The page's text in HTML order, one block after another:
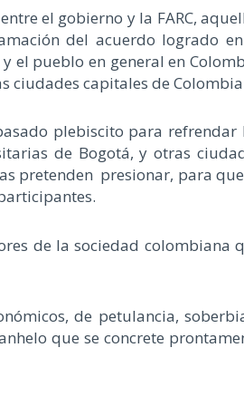
el gobierno y la FARC,
del acuerdo logrado
el pueblo en general en
ciudades capitales de
plebiscito para refrendar
de Bogotá, y otras
pretenden presionar, para
de la sociedad colombiana
de petulancia,
que se concrete